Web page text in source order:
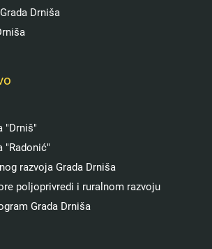
Drniša
"Drniš"
"Radonić"
razvoja Grada Drniša
poljoprivredi i ruralnom razvoju
Grada Drniša